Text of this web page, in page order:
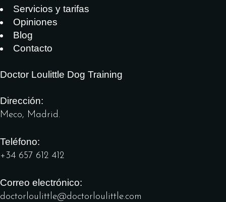
Servicios y tarifas
Opiniones
Blog
Contacto
Doctor Loulittle Dog Training
Dirección:
Meco, Madrid.
Teléfono:
+34 657 612 412
Correo electrónico:
doctorloulittle@doctorloulittle.com